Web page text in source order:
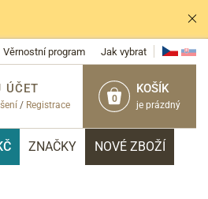
Věrnostní program Jak vybrat
0
KOŠÍK
je prázdný
ÚČET
/ Registrace
ZNAČKY NOVÉ ZBOŽÍ